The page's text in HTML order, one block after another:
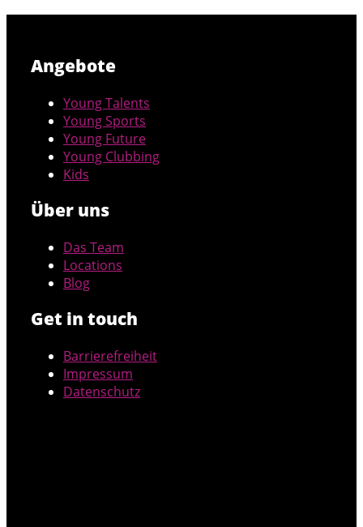
Angebote
Young Talents
Young Sports
Young Future
Young Clubbing
Kids
Über uns
Das Team
Locations
Blog
Get in touch
Barrierefreiheit
Impressum
Datenschutz